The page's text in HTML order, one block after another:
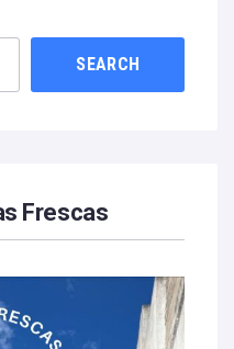
SEARCH
Frescas